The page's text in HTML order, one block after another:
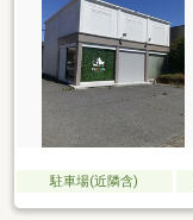
駐車場(近隣含)